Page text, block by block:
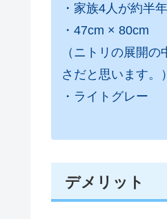
・家族4人が約半年
・47cm × 80cm
（ニトリの展開
さだと思います。）
・ライトグレー
デメリット